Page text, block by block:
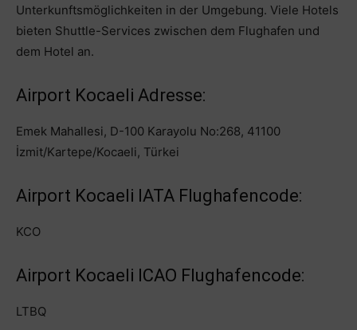
Unterkunftsmöglichkeiten in der Umgebung. Viele Hotels
bieten Shuttle-Services zwischen dem Flughafen und
dem Hotel an.
Airport Kocaeli Adresse:
Emek Mahallesi, D-100 Karayolu No:268, 41100
İzmit/Kartepe/Kocaeli, Türkei
Airport Kocaeli IATA Flughafencode:
KCO
Airport Kocaeli ICAO Flughafencode:
LTBQ